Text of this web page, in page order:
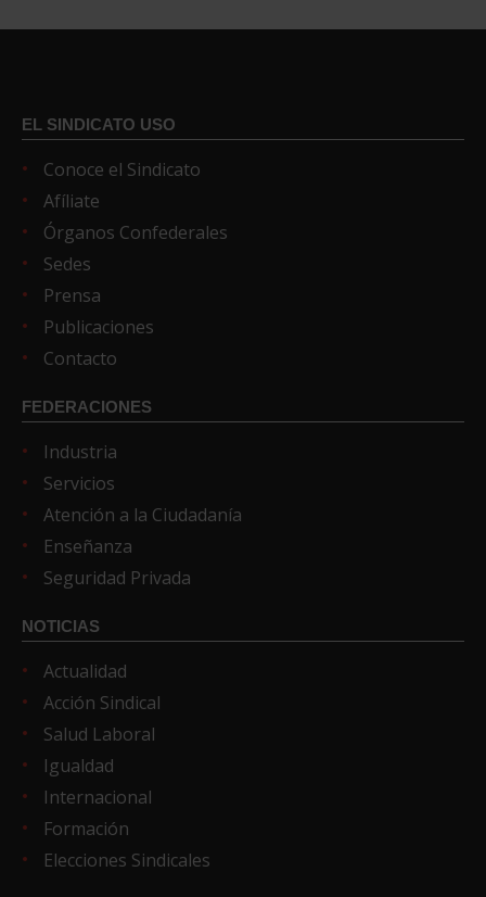
EL SINDICATO USO
Conoce el Sindicato
Afíliate
Órganos Confederales
Sedes
Prensa
Publicaciones
Contacto
FEDERACIONES
Industria
Servicios
Atención a la Ciudadanía
Enseñanza
Seguridad Privada
NOTICIAS
Actualidad
Acción Sindical
Salud Laboral
Igualdad
Internacional
Formación
Elecciones Sindicales